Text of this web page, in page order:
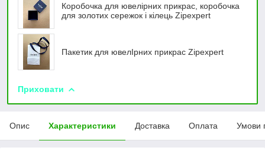
Коробочка для ювелірних прикрас, коробочка
для золотих сережок і кілець Zipexpert
Пакетик для ювелIрних прикрас Zipexpert
Приховати
Опис Характеристики Доставка Оплата Умови